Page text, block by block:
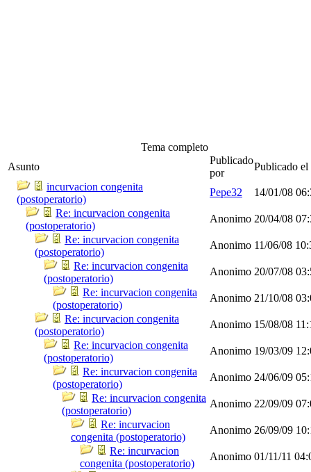
Tema completo
Asunto
Publicado
por
Publicado el
incurvacion congenita
(postoperatorio)
Pepe32 14/01/08
Re: incurvacion congenita
(postoperatorio)
Anonimo 20/04/08
Re: incurvacion congenita
(postoperatorio)
Anonimo 11/06/08
Re: incurvacion congenita
(postoperatorio)
Anonimo 20/07/08
Re: incurvacion congenita
(postoperatorio)
Anonimo 21/10/08
Re: incurvacion congenita
(postoperatorio)
Anonimo 15/08/08
Re: incurvacion congenita
(postoperatorio)
Anonimo 19/03/09
Re: incurvacion congenita
(postoperatorio)
Anonimo 24/06/09
Re: incurvacion congenita
(postoperatorio)
Anonimo 22/09/09
Re: incurvacion
congenita (postoperatorio)
Anonimo 26/09/09
Re: incurvacion
congenita (postoperatorio)
Anonimo 01/11/11